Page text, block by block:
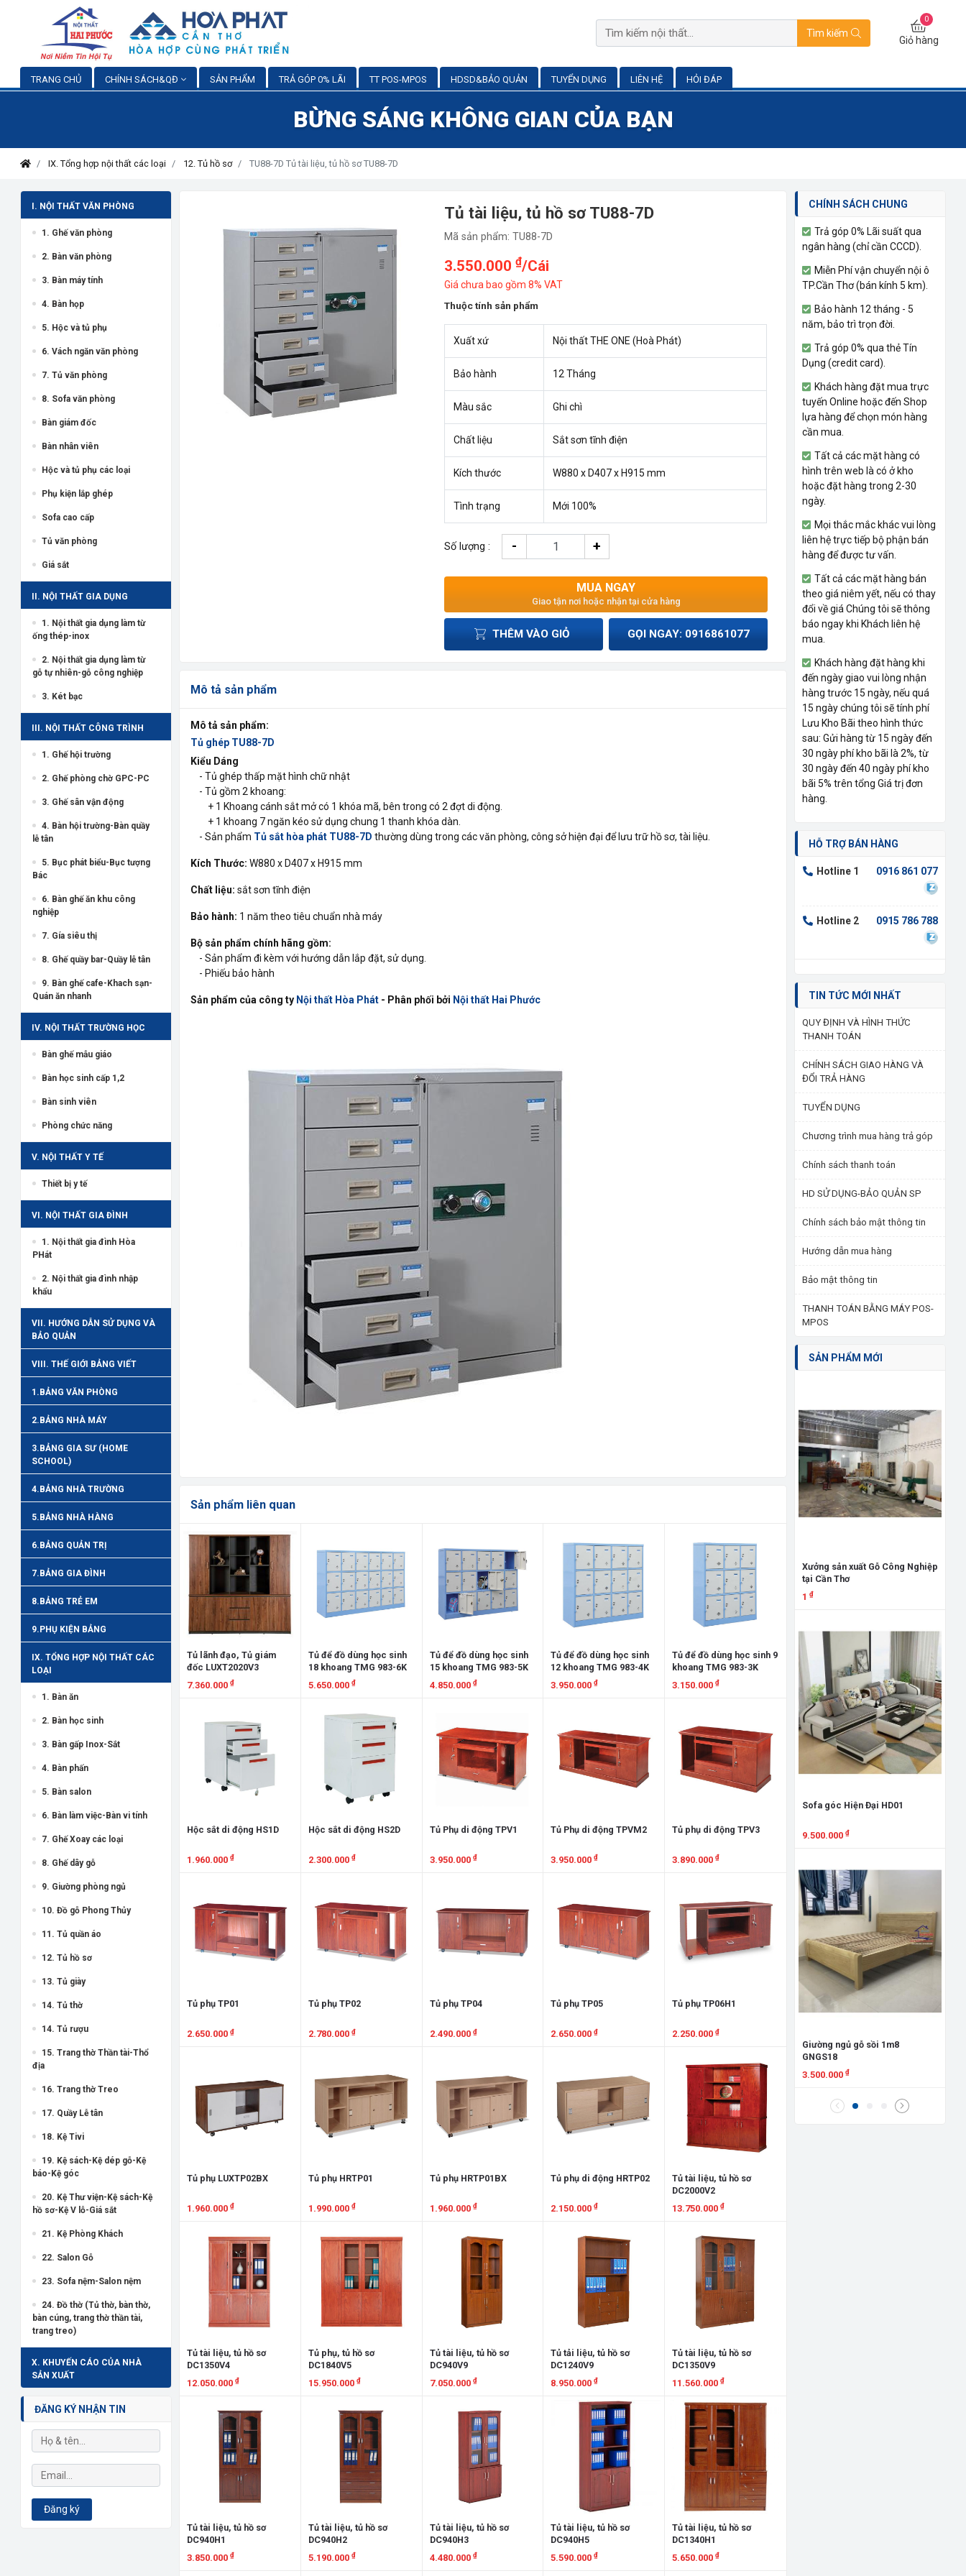
Tìm kiếm
0
Giỏ hàng
TRANG CHỦ CHÍNH SÁCH&QĐ SẢN PHẨM TRẢ GÓP 0% LÃI TT POS-MPOS HDSD&BẢO QUẢN TUYỂN DỤNG LIÊN HỆ HỎI ĐÁP
BỪNG SÁNG KHÔNG GIAN CỦA BẠN
IX. Tổng hợp nội thất các loại 12. Tủ hồ sơ TU88-7D Tủ tài liệu, tủ hồ sơ TU88-7D
I. NỘI THẤT VĂN PHÒNG
1. Ghế văn phòng
2. Bàn văn phòng
3. Bàn máy tính
4. Bàn họp
5. Hộc và tủ phụ
6. Vách ngăn văn phòng
7. Tủ văn phòng
8. Sofa văn phòng
Bàn giám đốc
Bàn nhân viên
Hộc và tủ phụ các loại
Phụ kiện lắp ghép
Sofa cao cấp
Tủ văn phòng
Giá sắt
II. NỘI THẤT GIA DỤNG
1. Nội thất gia dụng làm từ
ống thép-inox
2. Nội thất gia dụng làm từ
gỗ tự nhiên-gỗ công nghiệp
3. Két bạc
III. NỘI THẤT CÔNG TRÌNH
1. Ghế hội trường
2. Ghế phòng chờ GPC-PC
3. Ghế sân vận động
4. Bàn hội trường-Bàn quầy
lễ tân
5. Bục phát biểu-Bục tượng
Bác
6. Bàn ghế ăn khu công
nghiệp
7. Gía siêu thị
8. Ghế quầy bar-Quầy lễ tân
9. Bàn ghế cafe-Khach sạn-
Quán ăn nhanh
IV. NỘI THẤT TRƯỜNG HỌC
Bàn ghế mẫu giáo
Bàn học sinh cấp 1,2
Bàn sinh viên
Phòng chức năng
V. NỘI THẤT Y TẾ
Thiết bị y tế
VI. NỘI THẤT GIA ĐÌNH
1. Nội thất gia đình Hòa
PHát
2. Nội thất gia đình nhập
khẩu
VII. HƯỚNG DẪN SỬ DỤNG VÀ
BẢO QUẢN
VIII. THẾ GIỚI BẢNG VIẾT
1.BẢNG VĂN PHÒNG
2.BẢNG NHÀ MÁY
3.BẢNG GIA SƯ (HOME
SCHOOL)
4.BẢNG NHÀ TRƯỜNG
5.BẢNG NHÀ HÀNG
6.BẢNG QUẢN TRỊ
7.BẢNG GIA ĐÌNH
8.BẢNG TRẺ EM
9.PHỤ KIỆN BẢNG
IX. TỔNG HỢP NỘI THẤT CÁC
LOẠI
1. Bàn ăn
2. Bàn học sinh
3. Bàn gấp Inox-Sắt
4. Bàn phấn
5. Bàn salon
6. Bàn làm việc-Bàn vi tính
7. Ghế Xoay các loại
8. Ghế dây gỗ
9. Giường phòng ngủ
10. Đồ gỗ Phong Thủy
11. Tủ quần áo
12. Tủ hồ sơ
13. Tủ giày
14. Tủ thờ
14. Tủ rượu
15. Trang thờ Thần tài-Thổ
địa
16. Trang thờ Treo
17. Quầy Lễ tân
18. Kệ Tivi
19. Kệ sách-Kệ dép gỗ-Kệ
báo-Kệ góc
20. Kệ Thư viện-Kệ sách-Kệ
hồ sơ-Kệ V lỗ-Giá sắt
21. Kệ Phòng Khách
22. Salon Gỗ
23. Sofa nệm-Salon nệm
24. Đồ thờ (Tủ thờ, bàn thờ,
bàn cúng, trang thờ thần tài,
trang treo)
X. KHUYẾN CÁO CỦA NHÀ
SẢN XUẤT
ĐĂNG KÝ NHẬN TIN
Đăng ký
Tủ tài liệu, tủ hồ sơ TU88-7D
Mã sản phẩm: TU88-7D
3.550.000₫/Cái
Giá chưa bao gồm 8% VAT
Thuộc tính sản phẩm
Xuất xứ Nội thất THE ONE (Hoà Phát)
Bảo hành 12 Tháng
Màu sắc Ghi chì
Chất liệu Sắt sơn tĩnh điện
Kích thước W880 x D407 x H915 mm
Tình trạng Mới 100%
Số lượng : - +
MUA NGAY
Giao tận nơi hoặc nhận tại cửa hàng
THÊM VÀO GIỎ GỌI NGAY: 0916861077
Mô tả sản phẩm
Mô tả sản phẩm:
Tủ ghép TU88-7D
Kiểu Dáng
- Tủ ghép thấp mặt hình chữ nhật
- Tủ gồm 2 khoang:
+ 1 Khoang cánh sắt mở có 1 khóa mã, bên trong có 2 đợt di động.
+ 1 khoang 7 ngăn kéo sử dụng chung 1 thanh khóa dàn.
- Sản phẩm Tủ sắt hòa phát TU88-7D thường dùng trong các văn phòng, công sở hiện đại để lưu trữ hồ sơ, tài liệu.
Kích Thước: W880 x D407 x H915 mm
Chất liệu: sắt sơn tĩnh điện
Bảo hành: 1 năm theo tiêu chuẩn nhà máy
Bộ sản phẩm chính hãng gồm:
- Sản phẩm đi kèm với hướng dẫn lắp đặt, sử dụng.
- Phiếu bảo hành
Sản phẩm của công ty Nội thất Hòa Phát- Phân phối bởi Nội thất Hai Phước
Sản phẩm liên quan
Tủ lãnh đạo, Tủ giám
đốc LUXT2020V3
7.360.000 ₫
Tủ để đồ dùng học sinh
18 khoang TMG 983-6K
5.650.000 ₫
Tủ để đồ dùng học sinh
15 khoang TMG 983-5K
4.850.000 ₫
Tủ để đồ dùng học sinh
12 khoang TMG 983-4K
3.950.000₫
Tủ để đồ dùng học sinh 9
khoang TMG 983-3K
3.150.000₫
Hộc sắt di động HS1D
1.960.000 ₫
Hộc sắt di động HS2D
2.300.000 ₫
Tủ Phụ di động TPV1
3.950.000 ₫
Tủ Phụ di động TPVM2
3.950.000₫
Tủ phụ di động TPV3
3.890.000₫
Tủ phụ TP01
2.650.000 ₫
Tủ phụ TP02
2.780.000 ₫
Tủ phụ TP04
2.490.000 ₫
Tủ phụ TP05
2.650.000₫
Tủ phụ TP06H1
2.250.000₫
Tủ phụ LUXTP02BX
1.960.000 ₫
Tủ phụ HRTP01
1.990.000 ₫
Tủ phụ HRTP01BX
1.960.000 ₫
Tủ phụ di động HRTP02
2.150.000₫
Tủ tài liệu, tủ hồ sơ
DC2000V2
13.750.000₫
Tủ tài liệu, tủ hồ sơ
DC1350V4
12.050.000 ₫
Tủ phụ, tủ hồ sơ
DC1840V5
15.950.000 ₫
Tủ tài liệu, tủ hồ sơ
DC940V9
7.050.000 ₫
Tủ tải liệu, tủ hồ sơ
DC1240V9
8.950.000₫
Xem chi tiết
Tủ tài liệu, tủ hồ sơ
DC1350V9
11.560.000₫
Xem chi tiết
Tủ tài liệu, tủ hồ sơ
DC940H1
3.850.000 ₫
Tủ tài liệu, tủ hồ sơ
DC940H2
5.190.000 ₫
Tủ tài liệu, tủ hồ sơ
DC940H3
4.480.000 ₫
Tủ tài liệu, tủ hồ sơ
DC940H5
5.590.000₫
Tủ tài liệu, tủ hồ sơ
DC1340H1
5.650.000₫
CHÍNH SÁCH CHUNG
Trả góp 0% Lãi suất qua
ngân hàng (chỉ cần CCCD).
Miễn Phí vận chuyển nội ô
TP.Cần Thơ (bán kính 5 km).
Bảo hành 12 tháng - 5
năm, bảo trì trọn đời.
Trả góp 0% qua thẻ Tín
Dụng (credit card).
Khách hàng đặt mua trực
tuyến Online hoặc đến Shop
lựa hàng để chọn món hàng
cần mua.
Tất cả các mặt hàng có
hình trên web là có ở kho
hoặc đặt hàng trong 2-30
ngày.
Mọi thắc mắc khác vui lòng
liên hệ trực tiếp bộ phận bán
hàng để được tư vấn.
Tất cả các mặt hàng bán
theo giá niêm yết, nếu có thay
đổi về giá Chúng tôi sẽ thông
báo ngay khi Khách liên hệ
mua.
Khách hàng đặt hàng khi
đến ngày giao vui lòng nhận
hàng trước 15 ngày, nếu quá
15 ngày chúng tôi sẽ tính phí
Lưu Kho Bãi theo hình thức
sau: Gửi hàng từ 15 ngày đến
30 ngày phí kho bãi là 2%, từ
30 ngày đến 40 ngày phí kho
bãi 5% trên tổng Giá trị đơn
hàng.
HỖ TRỢ BÁN HÀNG
Hotline 1 0916 861 077
Hotline 2 0915 786 788
TIN TỨC MỚI NHẤT
QUY ĐỊNH VÀ HÌNH THỨC
THANH TOÁN
CHÍNH SÁCH GIAO HÀNG VÀ
ĐỔI TRẢ HÀNG
TUYỂN DỤNG
Chương trình mua hàng trả góp
Chính sách thanh toán
HD SỬ DỤNG-BẢO QUẢN SP
Chính sách bảo mật thông tin
Hướng dẫn mua hàng
Bảo mật thông tin
THANH TOÁN BẰNG MÁY POS-
MPOS
SẢN PHẨM MỚI
Xưởng sản xuất Gỗ Công Nghiệp
tại Cần Thơ
1₫
Sofa góc Hiện Đại HD01
9.500.000₫
Giường ngủ gỗ sồi 1m8
GNGS18
3.500.000₫